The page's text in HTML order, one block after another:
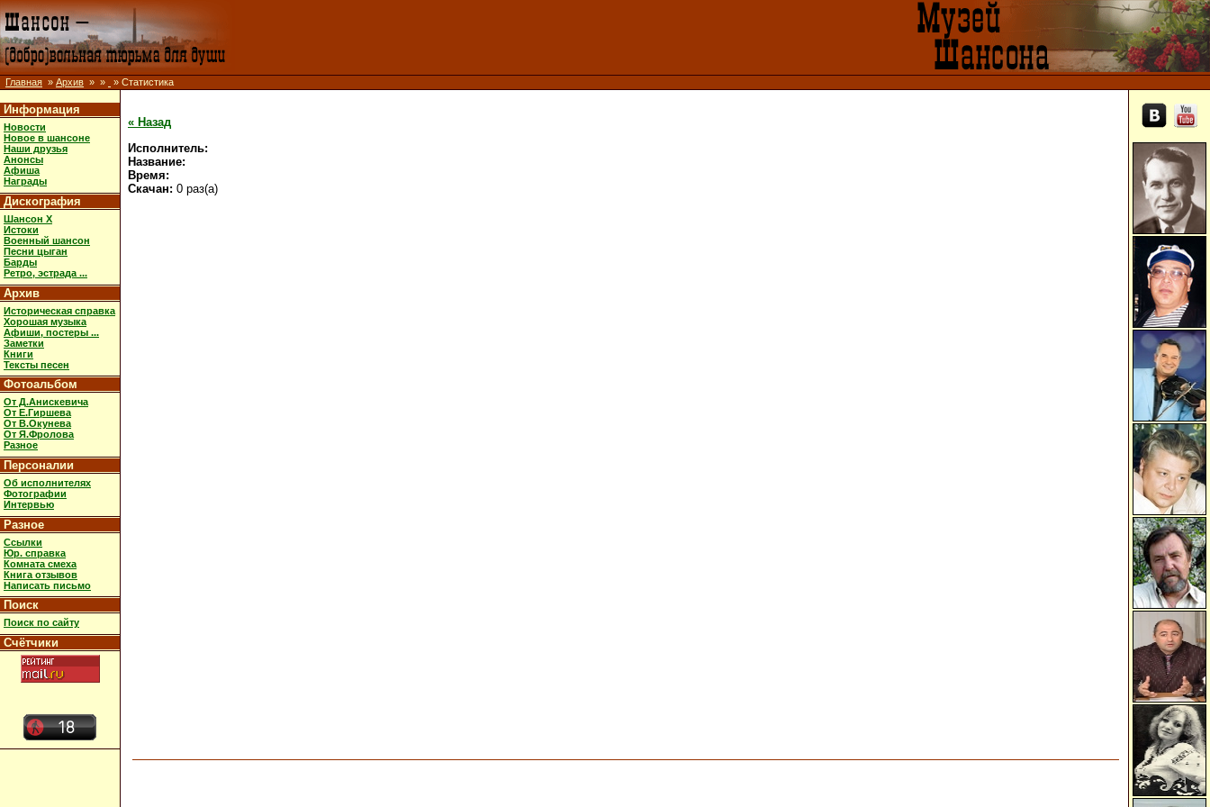
Главная » Архив » » » Статистика
Информация
Новости
Новое в шансоне
Наши друзья
Анонсы
Афиша
Награды
Дискография
Шансон X
Истоки
Военный шансон
Песни цыган
Барды
Ретро, эстрада ...
Архив
Историческая справка
Хорошая музыка
Афиши, постеры ...
Заметки
Книги
Тексты песен
Фотоальбом
От Д.Анискевича
От Е.Гиршева
От В.Окунева
От Я.Фролова
Разное
Персоналии
Об исполнителях
Фотографии
Интервью
Разное
Ссылки
Юр. справка
Комната смеха
Книга отзывов
Написать письмо
Поиск
Поиск по сайту
Счётчики
« Назад
Исполнитель:
Название:
Время:
Скачан: 0 раз(а)